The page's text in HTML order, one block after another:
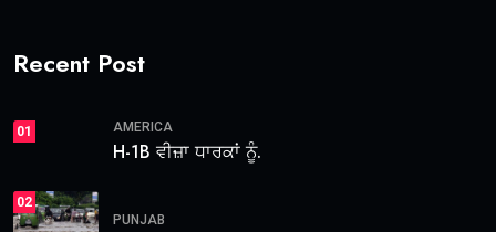
Recent Post
01 AMERICA
H-1B ਵੀਜ਼ਾ ਧਾਰਕਾਂ ਨੂੰ.
02
PUNJAB